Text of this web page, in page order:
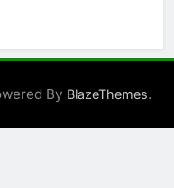
By BlazeThemes.